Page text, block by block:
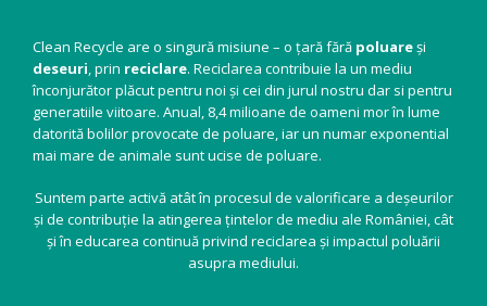
Clean Recycle are o singură misiune – o țară fără poluareși
deseuri, prin reciclare. Reciclarea contribuie la un mediu
înconjurător plăcut pentru noi și cei din jurul nostru dar si pentru
generatiile viitoare. Anual, 8,4 milioane de oameni mor în lume
datorită bolilor provocate de poluare, iar un numar exponential
mai mare de animale sunt ucise de poluare.
Suntem parte activă atât în procesul de valorificare a deșeurilor
și de contribuție la atingerea țintelor de mediu ale României, cât
și în educarea continuă privind reciclarea și impactul poluării
asupra mediului.